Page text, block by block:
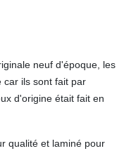
neuf d'époque, les
car ils sont fait par
d'origine était fait en
qualité et laminé pour